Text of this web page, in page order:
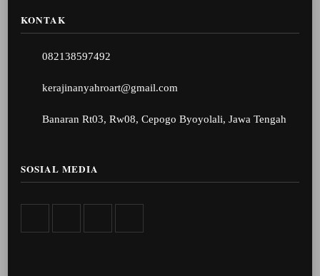
KONTAK
082138597492
kerajinanyahroart@gmail.com
Banaran Rt03, Rw08, Cepogo Byoyolali, Jawa Tengah
SOSIAL MEDIA